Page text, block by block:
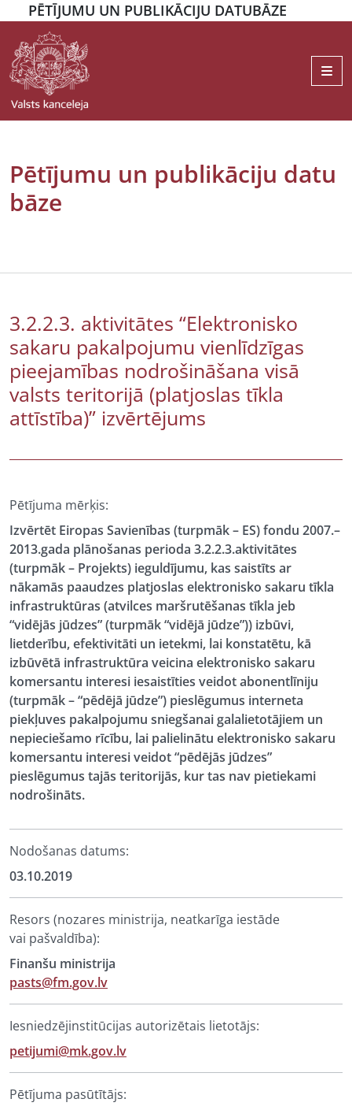
PĒTĪJUMU UN PUBLIKĀCIJU DATUBĀZE
Pētījumu un publikāciju datu
bāze
3.2.2.3. aktivitātes “Elektronisko
sakaru pakalpojumu vienlīdzīgas
pieejamības nodrošināšana visā
valsts teritorijā (platjoslas tīkla
attīstība)” izvērtējums
Pētījuma mērķis:
Izvērtēt Eiropas Savienības (turpmāk – ES) fondu 2007.–
2013.gada plānošanas perioda 3.2.2.3.aktivitātes
(turpmāk – Projekts) ieguldījumu, kas saistīts ar
nākamās paaudzes platjoslas elektronisko sakaru tīkla
infrastruktūras (atvilces maršrutēšanas tīkla jeb
“vidējās jūdzes” (turpmāk “vidējā jūdze”)) izbūvi,
lietderību, efektivitāti un ietekmi, lai konstatētu, kā
izbūvētā infrastruktūra veicina elektronisko sakaru
komersantu interesi iesaistīties veidot abonentlīniju
(turpmāk – “pēdējā jūdze”) pieslēgumus interneta
piekļuves pakalpojumu sniegšanai galalietotājiem un
nepieciešamo rīcību, lai palielinātu elektronisko sakaru
komersantu interesi veidot “pēdējās jūdzes”
pieslēgumus tajās teritorijās, kur tas nav pietiekami
nodrošināts.
Nodošanas datums:
03.10.2019
Resors (nozares ministrija, neatkarīga iestāde
vai pašvaldība):
Finanšu ministrija
pasts@fm.gov.lv
Iesniedzējinstitūcijas autorizētais lietotājs:
petijumi@mk.gov.lv
Pētījuma pasūtītājs: